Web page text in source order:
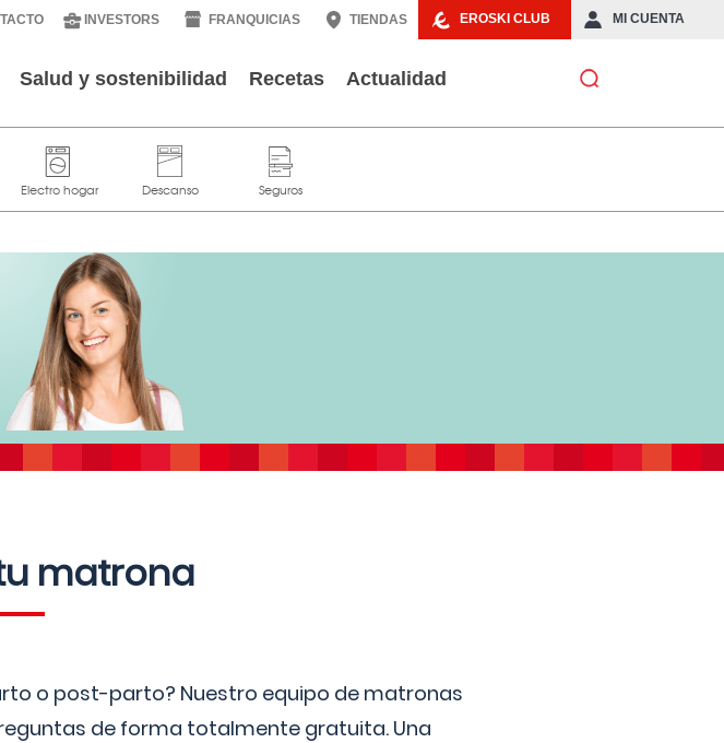
EROSKI CLUB MI CUENTA
INVESTORS FRANQUICIAS TIENDAS
Salud y sostenibilidad Recetas Actualidad
matrona
o post-parto? Nuestro equipo de matronas
de forma totalmente gratuita. Una